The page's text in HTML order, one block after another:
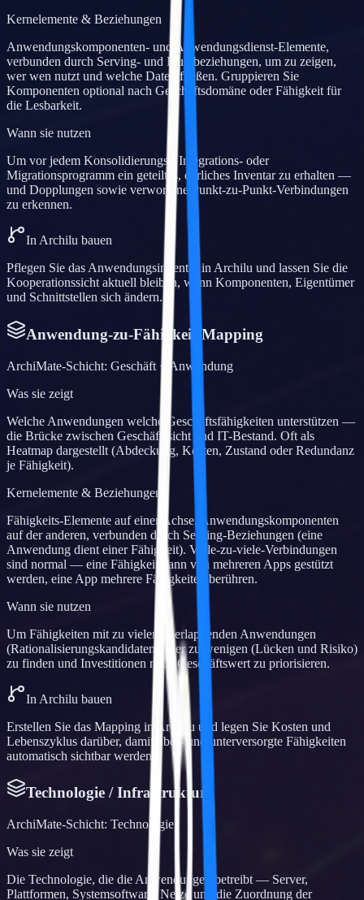
Kernelemente & Beziehungen
Anwendungskomponenten- und Anwendungsdienst-Elemente,
verbunden durch Serving- und Flussbeziehungen, um zu zeigen,
wer wen nutzt und welche Daten fließen. Gruppieren Sie
Komponenten optional nach Geschäftsdomäne oder Fähigkeit für
die Lesbarkeit.
Wann sie nutzen
Um vor jedem Konsolidierungs-, Integrations- oder
Migrationsprogramm ein geteiltes, ehrliches Inventar zu erhalten —
und Dopplungen sowie verworrene Punkt-zu-Punkt-Verbindungen
zu erkennen.
In Archilu bauen
Pflegen Sie das Anwendungsinventar in Archilu und lassen Sie die
Kooperationssicht aktuell bleiben, wenn Komponenten, Eigentümer
und Schnittstellen sich ändern.
Anwendung-zu-Fähigkeit-Mapping
ArchiMate-Schicht: Geschäft + Anwendung
Was sie zeigt
Welche Anwendungen welche Geschäftsfähigkeiten unterstützen —
die Brücke zwischen Geschäftssicht und IT-Bestand. Oft als
Heatmap dargestellt (Abdeckung, Kosten, Zustand oder Redundanz
je Fähigkeit).
Kernelemente & Beziehungen
Fähigkeits-Elemente auf einer Achse, Anwendungskomponenten
auf der anderen, verbunden durch Serving-Beziehungen (eine
Anwendung dient einer Fähigkeit). Viele-zu-viele-Verbindungen
sind normal — eine Fähigkeit kann von mehreren Apps gestützt
werden, eine App mehrere Fähigkeiten berühren.
Wann sie nutzen
Um Fähigkeiten mit zu vielen überlappenden Anwendungen
(Rationalisierungskandidaten) oder zu wenigen (Lücken und Risiko)
zu finden und Investitionen nach Geschäftswert zu priorisieren.
In Archilu bauen
Erstellen Sie das Mapping in Archilu und legen Sie Kosten und
Lebenszyklus darüber, damit über- und unterversorgte Fähigkeiten
automatisch sichtbar werden.
Technologie / Infrastruktur
ArchiMate-Schicht: Technologie
Was sie zeigt
Die Technologie, die die Anwendungen betreibt — Server,
Plattformen, Systemsoftware, Netze und die Zuordnung der